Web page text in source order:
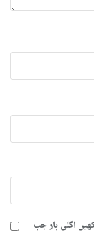
اگلی بار جب